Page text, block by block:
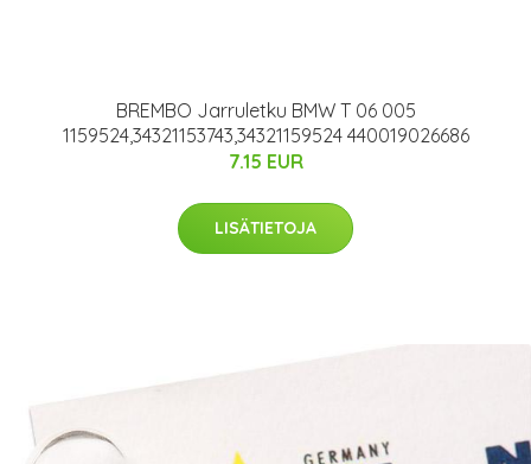
BREMBO Jarruletku BMW T 06 005
1159524,34321153743,34321159524 440019026686
7.15 EUR
LISÄTIETOJA